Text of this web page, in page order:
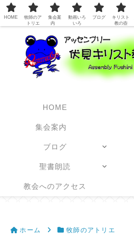
日本アッセンブリーズ・オブ
HOME
集会案内
ブログ
聖書朗読
教会へのアクセス
ホーム 牧師のアトリエ
HOME
牧師のア
トリエ
集会案
内
動画いろ
いろ
ブログ
キリスト
教の壺